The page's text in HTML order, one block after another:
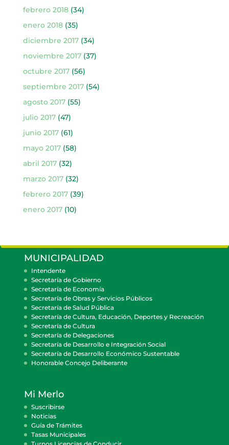
febrero 2018(34)
enero 2018(35)
diciembre 2017(34)
noviembre 2017(37)
octubre 2017(56)
septiembre 2017(54)
agosto 2017(55)
julio 2017(47)
junio 2017(61)
mayo 2017(58)
abril 2017(32)
marzo 2017(32)
febrero 2017(39)
enero 2017(10)
MUNICIPALIDAD
Intendente
Secretaría de Gobierno
Secretaría de Economía
Secretaría de Obras y Servicios Públicos
Secretaría de Salud Pública
Secretaría de Cultura, Educación, Deportes y Recreación
Secretaría de Cultura
Secretaría de Delegaciones
Secretaría de Desarrollo e Integración Social
Secretaría de Desarrollo Económico Sustentable
Honorable Concejo Deliberante
Mi Merlo
Suscribirse
Noticias
Guía de Trámites
Tasas Municipales